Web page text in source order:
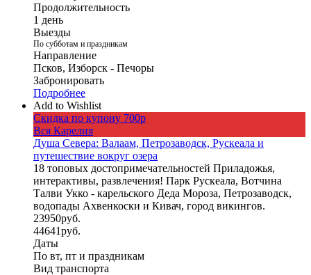
Продолжительность
1 день
Выезды
По субботам и праздникам
Направление
Псков, Изборск - Печоры
Забронировать
Подробнее
Add to Wishlist
Скидка по купону 700р
Вся Карелия
Душа Севера: Валаам, Петрозаводск, Рускеала и
путешествие вокруг озера
18 топовых достопримечательностей Приладожья,
интерактивы, развлечения! Парк Рускеала, Вотчина
Талви Укко - карельского Деда Мороза, Петрозаводск,
водопады Ахвенкоски и Кивач, город викингов.
23950руб.
44641руб.
Даты
По вт, пт и праздникам
Вид транспорта